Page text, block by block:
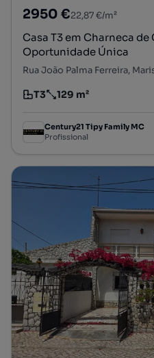
2950 €22,87 €/m²
Casa T3 em Charneca
Oportunidade Única
Tipologia
T3
Preço por metro quadrado
129 m²
Century21 Tipy Family MC
Profissional